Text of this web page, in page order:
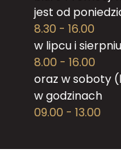
jest od
8.30 - 16.00
w lipcu i
8.00 - 16.00
oraz w soboty
w godzinach
09.00 - 13.00